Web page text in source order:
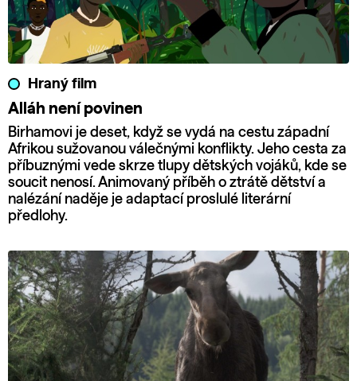
Hraný film
Alláh není povinen
Birhamovi je deset, když se vydá na cestu západní
Afrikou sužovanou válečnými konflikty. Jeho cesta za
příbuznými vede skrze tlupy dětských vojáků, kde se
soucit nenosí. Animovaný příběh o ztrátě dětství a
nalézání naděje je adaptací proslulé literární
předlohy.